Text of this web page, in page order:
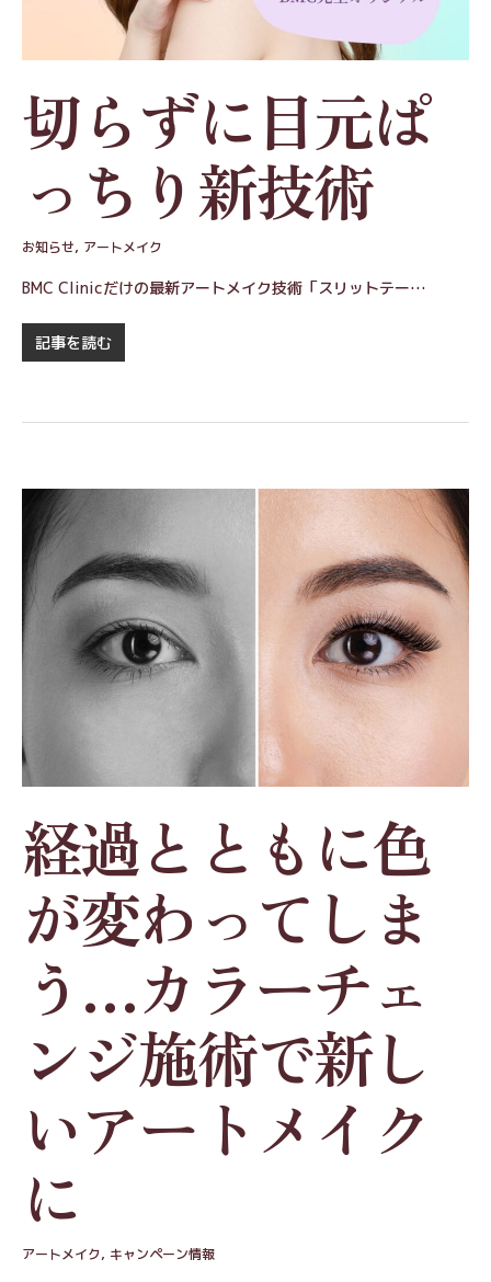
切らずに目元ぱ
っちり新技術
お知らせ, アートメイク
BMC Clinicだけの最新アートメイク技術「スリットテー…
記事を読む
経過とともに色
が変わってしま
う…カラーチェ
ンジ施術で新し
いアートメイク
に
アートメイク, キャンペーン情報